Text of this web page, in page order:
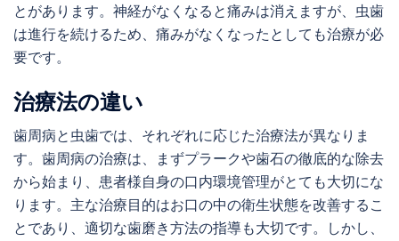
とがあります。神経がなくなると痛みは消えますが、虫歯
は進行を続けるため、痛みがなくなったとしても治療が必
要です。
治療法の違い
歯周病と虫歯では、それぞれに応じた治療法が異なりま
す。歯周病の治療は、まずプラークや歯石の徹底的な除去
から始まり、患者様自身の口内環境管理がとても大切にな
ります。主な治療目的はお口の中の衛生状態を改善するこ
とであり、適切な歯磨き方法の指導も大切です。しかし、